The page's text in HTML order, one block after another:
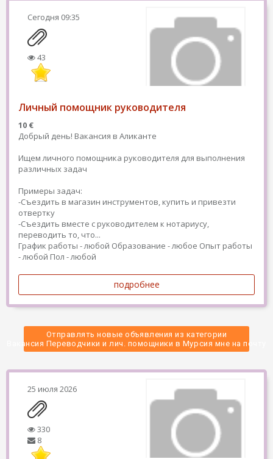
Сегодня 09:35
43
Личный помощник руководителя
10 €
Добрый день! Вакансия в Аликанте
Ищем личного помощника руководителя для выполнения
различных задач
Примеры задач:
-Съездить в магазин инструментов, купить и привезти
отвертку
-Съездить вместе с руководителем к нотариусу,
переводить то, что...
График работы - любой Образование - любое Опыт работы
- любой Пол - любой
подробнее
Отправлять новые объявления из категории
Вакансия Переводчики и лич. помощники в Мурсия мне на почту
25 июля 2026
330
8